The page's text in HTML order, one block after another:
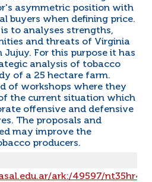
asymmetric position with
buyers when defining price.
to analyses strengths,
and threats of Virginia
For this purpose it has
analysis of tobacco
of a 25 hectare farm.
of workshops where they
the current situation which
offensive and defensive
The proposals and
may improve the
producers.
ark:/49597/